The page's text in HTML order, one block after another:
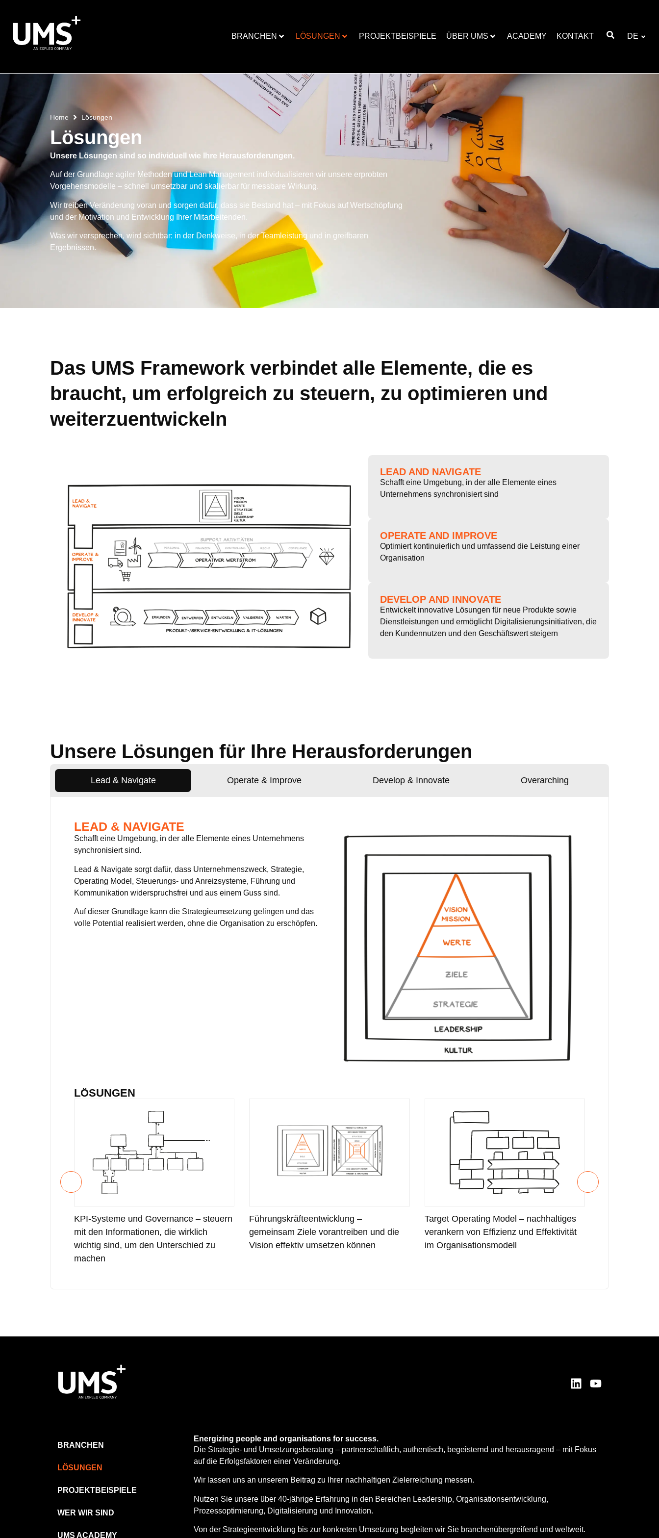
BRANCHEN LÖSUNGEN PROJEKTBEISPIELE ÜBER UMS ACADEMY KONTAKT DE
Home Lösungen
Lösungen
Unsere Lösungen sind so individuell wie Ihre Herausforderungen.
Auf der Grundlage agiler Methoden und Lean Management individualisieren wir unsere erprobten
Vorgehensmodelle – schnell umsetzbar und skalierbar für messbare Wirkung.
Wir treiben Veränderung voran und sorgen dafür, dass sie Bestand hat – mit Fokus auf Wertschöpfung
und der Motivation und Entwicklung Ihrer Mitarbeitenden.
Was wir versprechen, wird sichtbar: in der Denkweise, in der Teamleistung und in greifbaren
Ergebnissen. ​
Das UMS Framework verbindet alle Elemente, die es
braucht, um erfolgreich zu steuern, zu optimieren und
weiterzuentwickeln
LEAD AND NAVIGATE
Schafft eine Umgebung, in der alle Elemente eines
Unternehmens synchronisiert sind
OPERATE AND IMPROVE
Optimiert kontinuierlich und umfassend die Leistung einer
Organisation
DEVELOP AND INNOVATE
Entwickelt innovative Lösungen für neue Produkte sowie
Dienstleistungen und ermöglicht Digitalisierungsinitiativen, die
den Kundennutzen und den Geschäftswert steigern
Unsere Lösungen für Ihre Herausforderungen
Lead & Navigate Operate & Improve Develop & Innovate Overarching
LEAD & NAVIGATE
Schafft eine Umgebung, in der alle Elemente eines Unternehmens
synchronisiert sind.
Lead & Navigate sorgt dafür, dass Unternehmenszweck, Strategie,
Operating Model, Steuerungs- und Anreizsysteme, Führung und
Kommunikation widerspruchsfrei und aus einem Guss sind.
Auf dieser Grundlage kann die Strategieumsetzung gelingen und das
volle Potential realisiert werden, ohne die Organisation zu erschöpfen.
LÖSUNGEN
KPI-Systeme und Governance – steuern
mit den Informationen, die wirklich
wichtig sind, um den Unterschied zu
machen
Führungskräfteentwicklung –
gemeinsam Ziele vorantreiben und die
Vision effektiv umsetzen können
Target Operating Model – nachhaltiges
verankern von Effizienz und Effektivität
im Organisationsmodell
BRANCHEN
LÖSUNGEN
PROJEKTBEISPIELE
WER WIR SIND
UMS ACADEMY
Energizing people and organisations for success.
Die Strategie- und Umsetzungsberatung – partnerschaftlich, authentisch, begeisternd und herausragend – mit Fokus
auf die Erfolgsfaktoren einer Veränderung.
Wir lassen uns an unserem Beitrag zu Ihrer nachhaltigen Zielerreichung messen.
Nutzen Sie unsere über 40-jährige Erfahrung in den Bereichen Leadership, Organisationsentwicklung,
Prozessoptimierung, Digitalisierung und Innovation.
Von der Strategieentwicklung bis zur konkreten Umsetzung begleiten wir Sie branchenübergreifend und weltweit.